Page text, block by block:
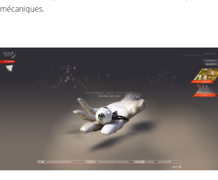
mécaniques.